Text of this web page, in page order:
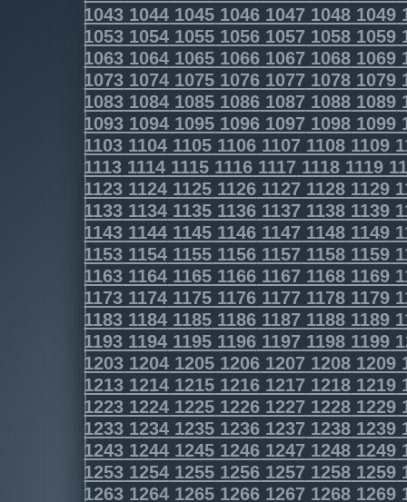
1043 1044 1045 1046 1047 1048 1049
1053 1054 1055 1056 1057 1058 1059
1063 1064 1065 1066 1067 1068 1069
1073 1074 1075 1076 1077 1078 1079
1083 1084 1085 1086 1087 1088 1089
1093 1094 1095 1096 1097 1098 1099
1103 1104 1105 1106 1107 1108 1109
1113 1114 1115 1116 1117 1118 1119
1123 1124 1125 1126 1127 1128 1129
1133 1134 1135 1136 1137 1138 1139
1143 1144 1145 1146 1147 1148 1149
1153 1154 1155 1156 1157 1158 1159
1163 1164 1165 1166 1167 1168 1169
1173 1174 1175 1176 1177 1178 1179
1183 1184 1185 1186 1187 1188 1189
1193 1194 1195 1196 1197 1198 1199
1203 1204 1205 1206 1207 1208 1209
1213 1214 1215 1216 1217 1218 1219
1223 1224 1225 1226 1227 1228 1229
1233 1234 1235 1236 1237 1238 1239
1243 1244 1245 1246 1247 1248 1249
1253 1254 1255 1256 1257 1258 1259
1263 1264 1265 1266 1267 1268 1269